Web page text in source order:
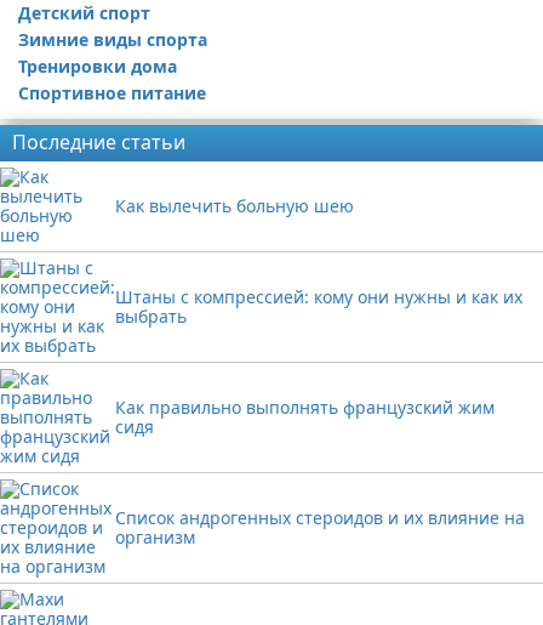
Детский спорт
Зимние виды спорта
Тренировки дома
Спортивное питание
Последние статьи
Как вылечить больную шею
Штаны с компрессией: кому они нужны и как их
выбрать
Как правильно выполнять французский жим
сидя
Список андрогенных стероидов и их влияние на
организм